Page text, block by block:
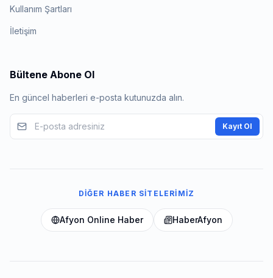
Kullanım Şartları
İletişim
Bültene Abone Ol
En güncel haberleri e-posta kutunuzda alın.
Kayıt Ol
DIĞER HABER SITELERIMIZ
Afyon Online Haber HaberAfyon